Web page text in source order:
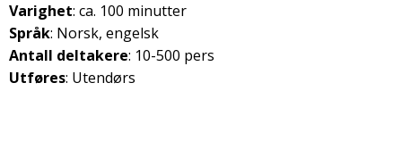
Varighet: ca. 100 minutter
Språk: Norsk, engelsk
Antall deltakere: 10-500 pers
Utføres: Utendørs